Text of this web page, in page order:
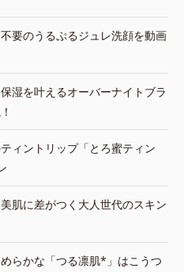
要のうるぷるジュレ洗顔を動画
湿を叶えるオーバーナイトブラ
ィントリップ「とろ蜜ティン
肌に差がつく大人世代のスキン
らかな「つる凛肌*」はこうつ